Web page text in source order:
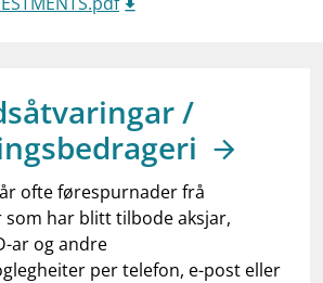
/
ofte førespurnader frå
har blitt tilbode aksjar,
ar og andre
per telefon, e-post eller